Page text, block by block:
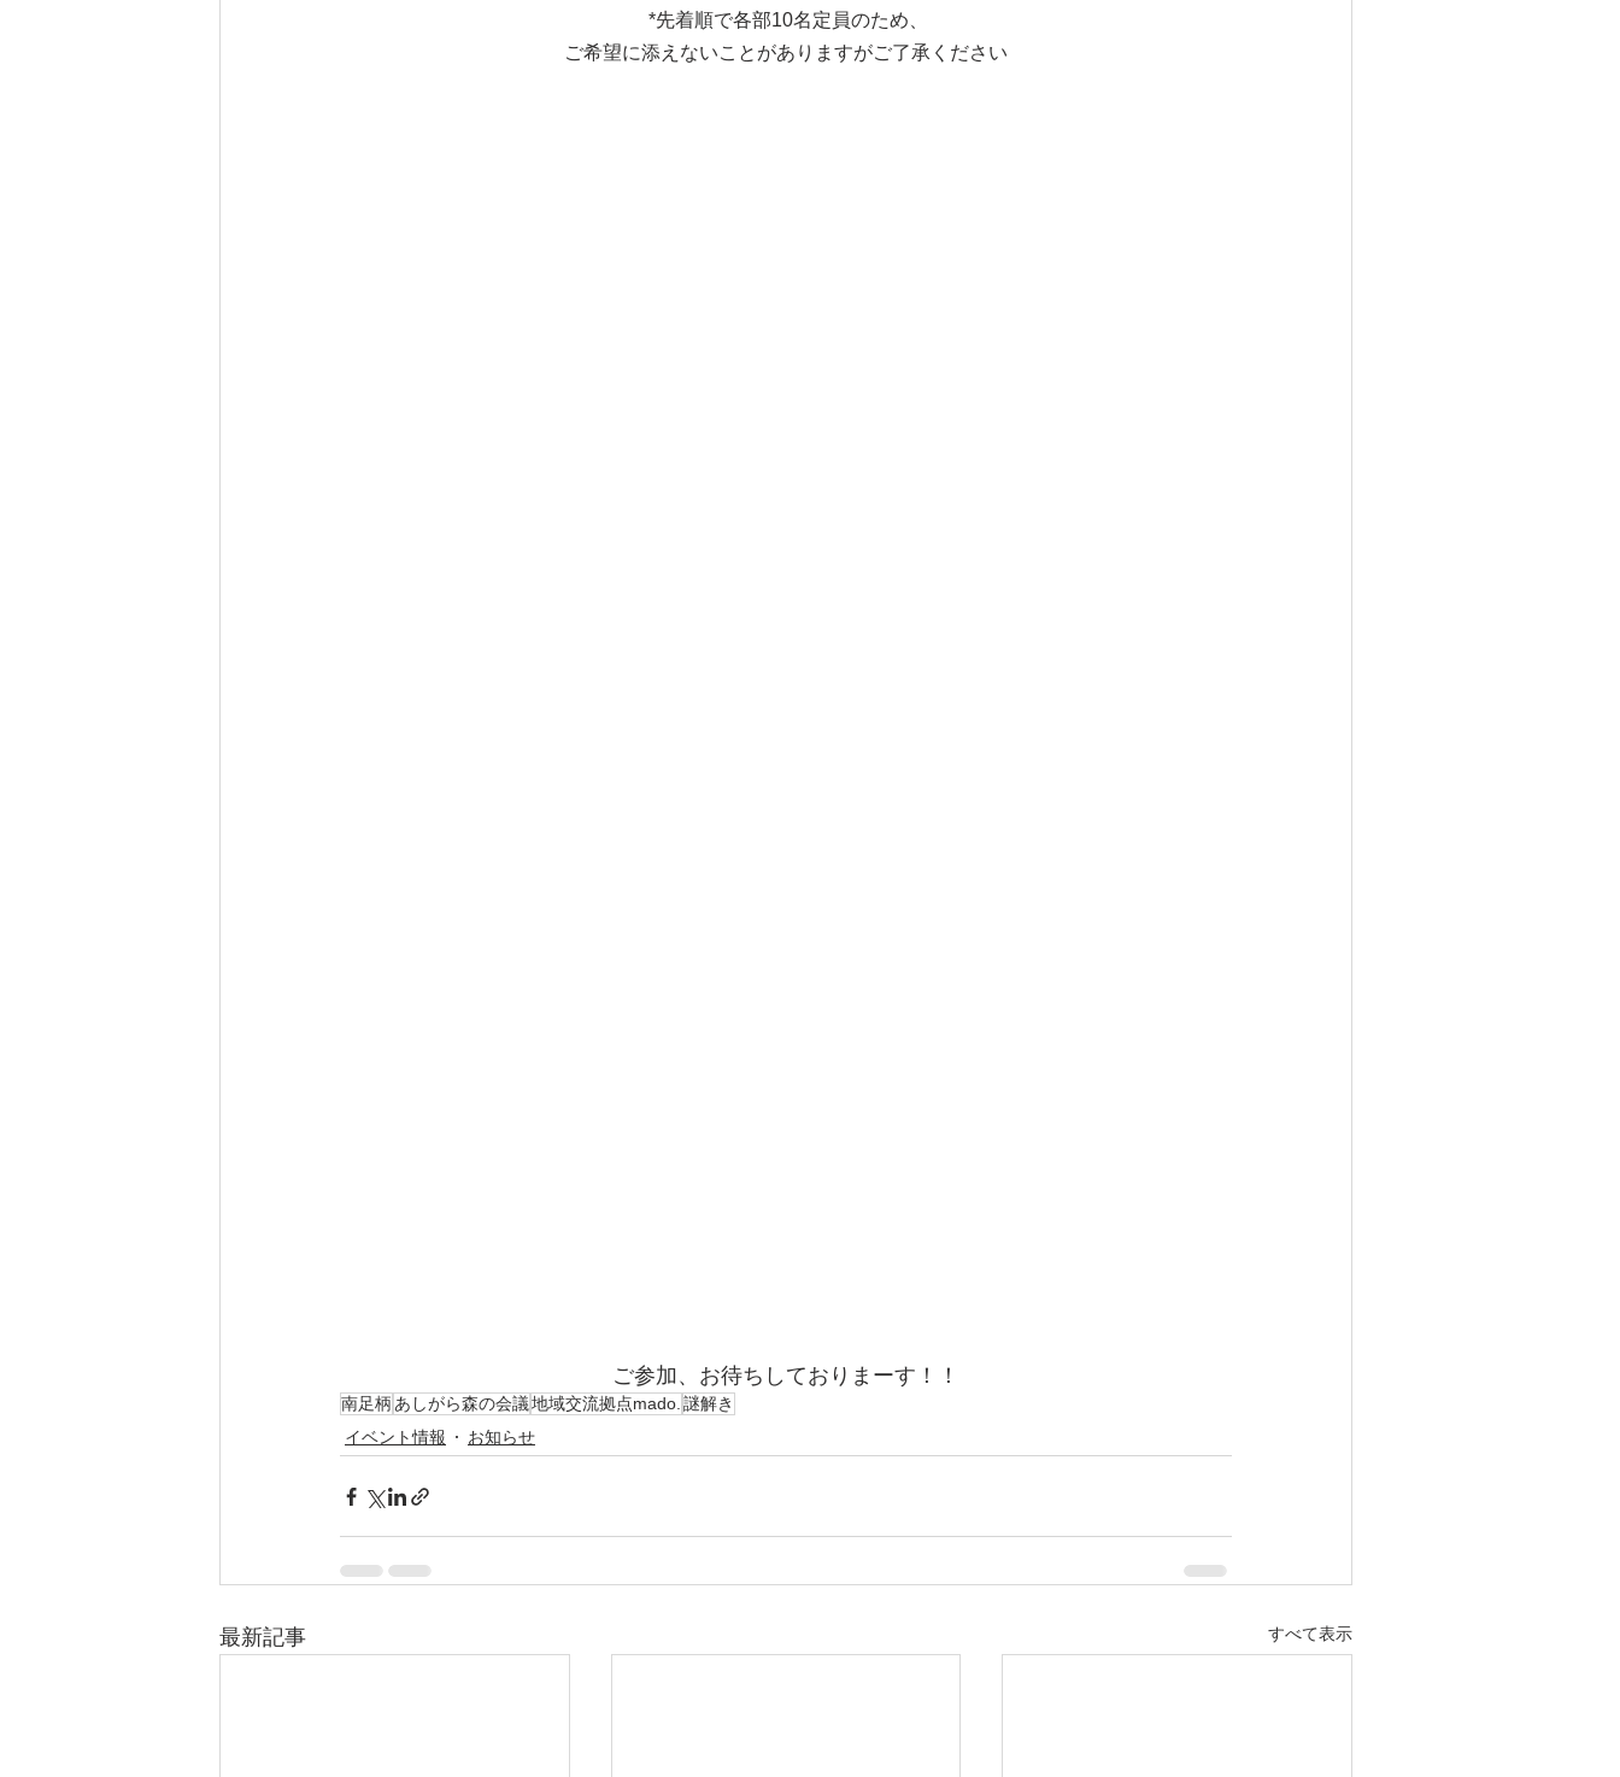
*先着順で各部10名定員のため、
ご希望に添えないことがありますがご了承ください
ご参加、お待ちしておりまーす！！
南足柄 あしがら森の会議地域交流拠点mado. 謎解き
イベント情報
お知らせ
最新記事 すべて表示